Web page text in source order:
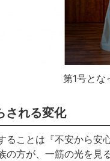
第1号とな
される変化
ることは『不安から
の方が、一筋の光を見